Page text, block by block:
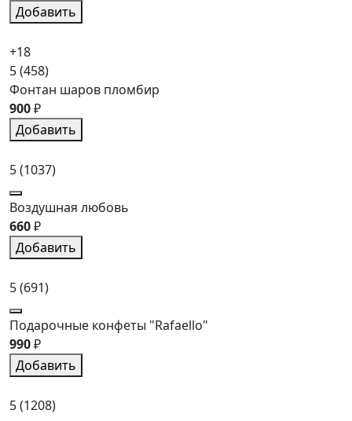
Добавить
+18
5(458)
Фонтан шаров пломбир
900₽
Добавить
5(1037)
Воздушная любовь
660₽
Добавить
5(691)
Подарочные конфеты "Rafaello"
990₽
Добавить
5(1208)